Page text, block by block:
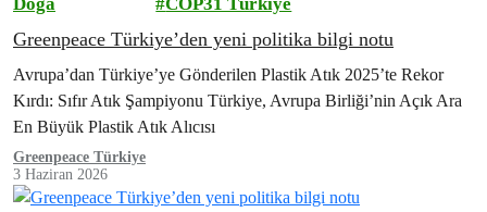
Greenpeace Türkiye’den yeni politika bilgi notu
Avrupa’dan Türkiye’ye Gönderilen Plastik Atık 2025’te Rekor
Kırdı: Sıfır Atık Şampiyonu Türkiye, Avrupa Birliği’nin Açık Ara
En Büyük Plastik Atık Alıcısı
Greenpeace Türkiye
3 Haziran 2026